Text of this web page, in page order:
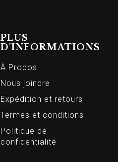
PLUS
D'INFORMATIONS
À Propos
Nous joindre
Expédition et retours
Termes et conditions
Politique de
confidentialité